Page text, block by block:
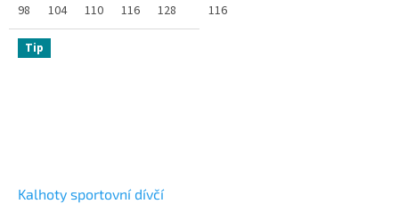
98 104 110 116 128 140116
Tip
Kalhoty sportovní dívčí